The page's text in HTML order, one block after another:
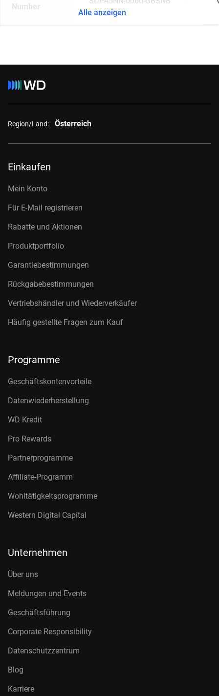
Number
Alle anzeigen
Region/Land: Österreich
Einkaufen
Mein Konto
Für E-Mail registrieren
Rabatte und Aktionen
Produktportfolio
Garantiebestimmungen
Rückgabebestimmungen
Vertriebshändler und Wiederverkäufer
Häufig gestellte Fragen zum Kauf
Programme
Geschäftskontenvorteile
Datenwiederherstellung
WD Kredit
Pro Rewards
Partnerprogramme
Affiliate-Programm
Wohltätigkeitsprogramme
Western Digital Capital
Unternehmen
Über uns
Meldungen und Events
Geschäftsführung
Corporate Responsibility
Datenschutzzentrum
Blog
Karriere